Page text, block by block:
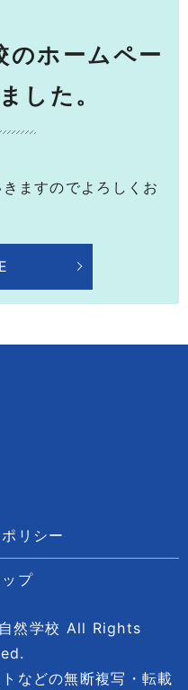
のホームペー
した。
ますのでよろしくお
リシー
プ
然学校 All Rights
などの無断複写・転載